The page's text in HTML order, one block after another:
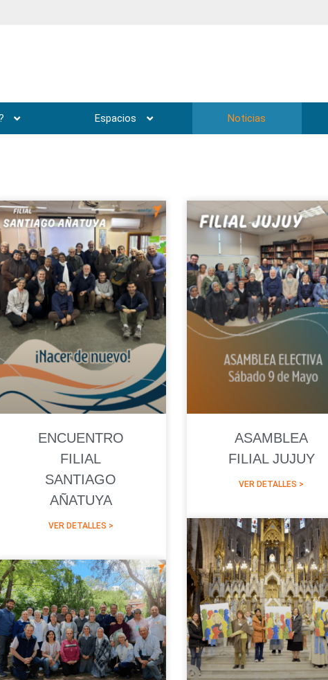
Espacios Noticias
ENCUENTRO
FILIAL
SANTIAGO
AÑATUYA
VER DETALLES >
ASAMBLEA
FILIAL JUJUY
VER DETALLES >